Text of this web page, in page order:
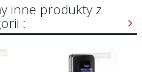
inne produkty z
: